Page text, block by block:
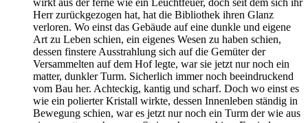
wirkt aus der ferne wie ein Leuchtfeuer, doch seit dem sich ihr
Herr zurückgezogen hat, hat die Bibliothek ihren Glanz
verloren. Wo einst das Gebäude auf eine dunkle und eigene
Art zu Leben schien, ein eigenes Wesen zu haben schien,
dessen finstere Ausstrahlung sich auf die Gemüter der
Versammelten auf dem Hof legte, war sie jetzt nur noch ein
matter, dunkler Turm. Sicherlich immer noch beeindruckend
vom Bau her. Achteckig, kantig und scharf. Doch wo einst es
wie ein polierter Kristall wirkte, dessen Innenleben ständig in
Bewegung schien, war es jetzt nur noch ein Turm der wie aus